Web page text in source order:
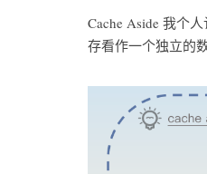
Cache Aside 我个
存看作一个独立的